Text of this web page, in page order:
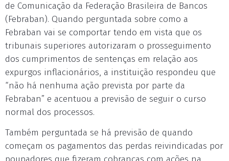
de Comunicação da Federação Brasileira de Bancos
(Febraban). Quando perguntada sobre como a
Febraban vai se comportar tendo em vista que os
tribunais superiores autorizaram o prosseguimento
dos cumprimentos de sentenças em relação aos
expurgos inflacionários, a instituição respondeu que
“não há nenhuma ação prevista por parte da
Febraban” e acentuou a previsão de seguir o curso
normal dos processos.
Também perguntada se há previsão de quando
começam os pagamentos das perdas reivindicadas por